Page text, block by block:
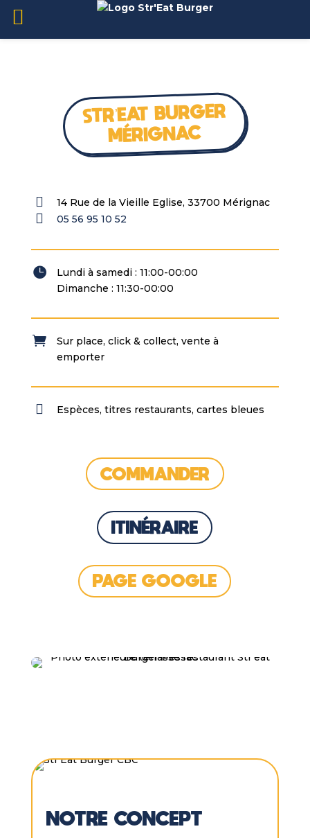
STR’EAT BURGER
MÉRIGNAC
 14 Rue de la Vieille Eglise, 33700 Mérignac
 05 56 95 10 52

Lundi à samedi : 11:00-00:00
Dimanche : 11:30-00:00

Sur place, click & collect, vente à
emporter
 Espèces, titres restaurants, cartes bleues
COMMANDER
ITINÉRAIRE
PAGE GOOGLE
NOTRE CONCEPT